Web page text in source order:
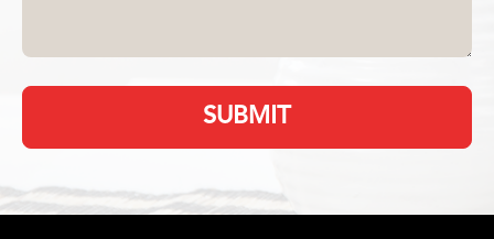
SUBMIT